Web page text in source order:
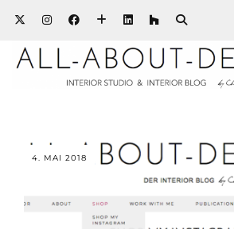
4. MAI 2018